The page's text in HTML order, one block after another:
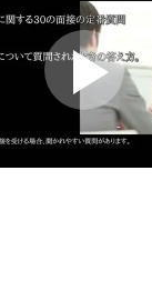
プラス思考
ポジティ
しないか
ポジティブ
ストレス対策